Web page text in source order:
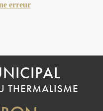
erreur
THERMALISME